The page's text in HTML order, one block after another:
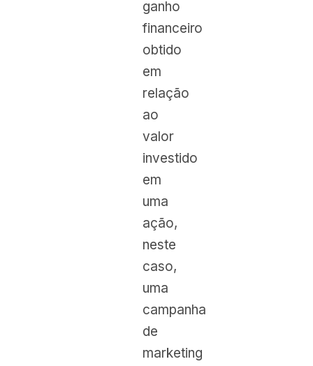
ganho
financeiro
obtido
em
relação
ao
valor
investido
em
uma
ação,
neste
caso,
uma
campanha
de
marketing